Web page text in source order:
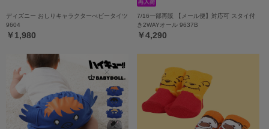
ディズニー おしりキャラクターべビータイツ
9604
￥1,980
7/16一部再販 【メール便】対応可 スタイ付
き2WAYオール 9637B
￥4,290